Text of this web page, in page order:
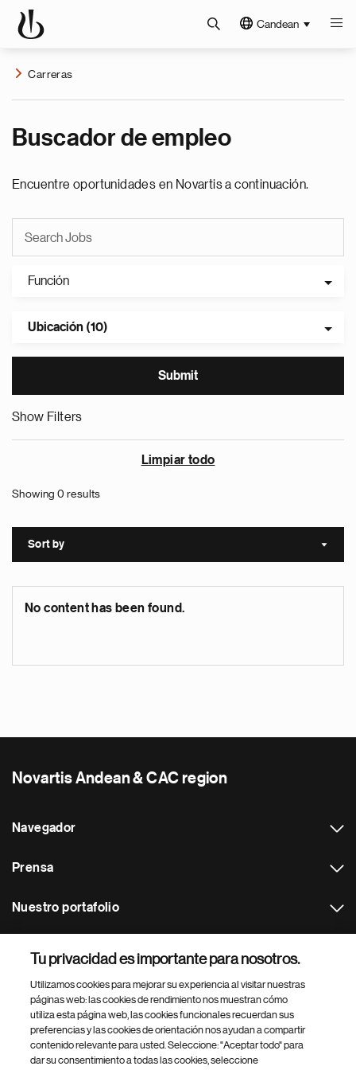
Candean
Carreras
Buscador de empleo
Encuentre oportunidades en Novartis a continuación.
Función
Ubicación (10)
Show Filters
Limpiar todo
Showing 0 results
Sort by Sort
No content has been found.
Novartis Andean & CAC region
Navegador
Prensa
Nuestro portafolio
Footer Site Search
Tu privacidad es importante para nosotros.
Utilizamos cookies para mejorar su experiencia al visitar nuestras
páginas web: las cookies de rendimiento nos muestran cómo
utiliza esta página web, las cookies funcionales recuerdan sus
preferencias y las cookies de orientación nos ayudan a compartir
contenido relevante para usted. Seleccione: "Aceptar todo" para
dar su consentimiento a todas las cookies, seleccione